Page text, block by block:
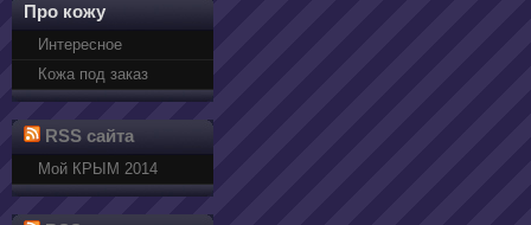
Про кожу
Интересное
Кожа под заказ
RSS сайта
Мой КРЫМ 2014